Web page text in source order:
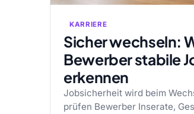
KARRIERE
Sicher wechseln:
Bewerber stabile
erkennen
Jobsicherheit wird beim
prüfen Bewerber Inserate,